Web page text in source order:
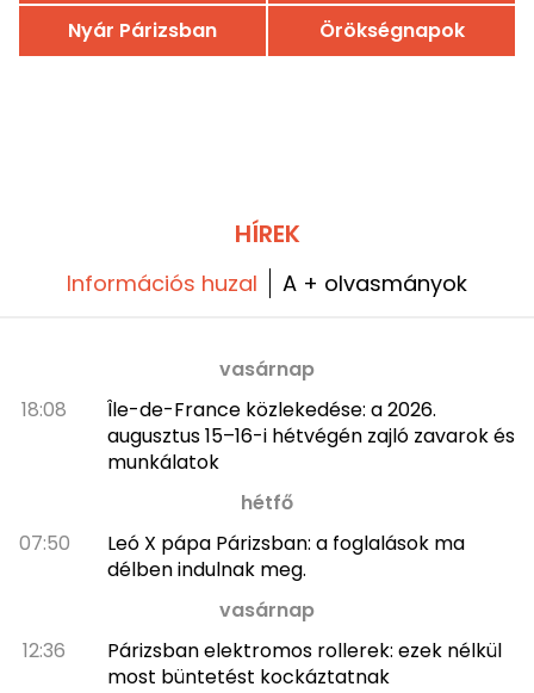
Nyár Párizsban
Örökségnapok
HÍREK
Információs huzal A + olvasmányok
vasárnap
18:08
Île-de-France közlekedése: a 2026.
augusztus 15–16-i hétvégén zajló zavarok és
munkálatok
hétfő
07:50
Leó X pápa Párizsban: a foglalások ma
délben indulnak meg.
vasárnap
12:36
Párizsban elektromos rollerek: ezek nélkül
most büntetést kockáztatnak